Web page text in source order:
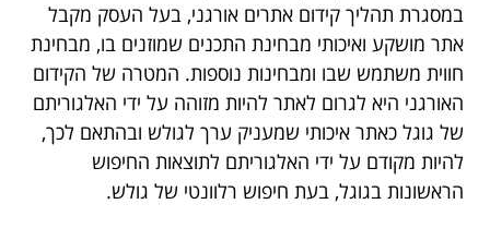
במסגרת תהליך קידום אתרים אורגני, בעל העסק מקבל
אתר מושקע ואיכותי מבחינת התכנים שמוזנים בו, מבחינת
חווית משתמש שבו ומבחינות נוספות. המטרה של הקידום
האורגני היא לגרום לאתר להיות מזוהה על ידי האלגוריתם
של גוגל כאתר איכותי שמעניק ערך לגולש ובהתאם לכך,
להיות מקודם על ידי האלגוריתם לתוצאות החיפוש
הראשונות בגוגל, בעת חיפוש רלוונטי של גולש.